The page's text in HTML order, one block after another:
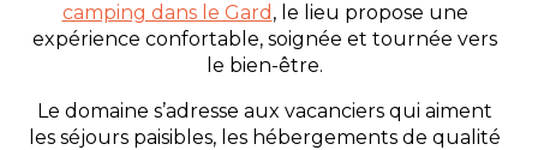
camping dans le Gard , le lieu propose une
expérience confortable, soignée et tournée vers
le bien-être.
Le domaine s’adresse aux vacanciers qui aiment
les séjours paisibles, les hébergements de qualité